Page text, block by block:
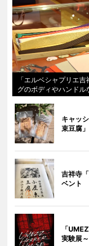
「エルベシャプリエ
グのボディやハンドル
キャッ
束豆腐
吉祥寺
ベント
「
実験展